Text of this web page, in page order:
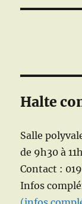
Halte
Salle
de 9h30 à
Contact :
Infos